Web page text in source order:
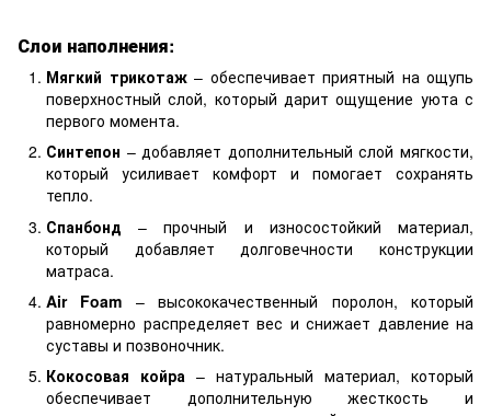
Слои наполнения:
Мягкий трикотаж– обеспечивает приятный на ощупь
поверхностный слой, который дарит ощущение уюта с
первого момента.
Синтепон – добавляет дополнительный слой мягкости,
который усиливает комфорт и помогает сохранять
тепло.
Спанбонд – прочный и износостойкий материал,
который добавляет долговечности конструкции
матраса.
Air Foam – высококачественный поролон, который
равномерно распределяет вес и снижает давление на
суставы и позвоночник.
Кокосовая койра – натуральный материал, который
обеспечивает дополнительную жесткость и